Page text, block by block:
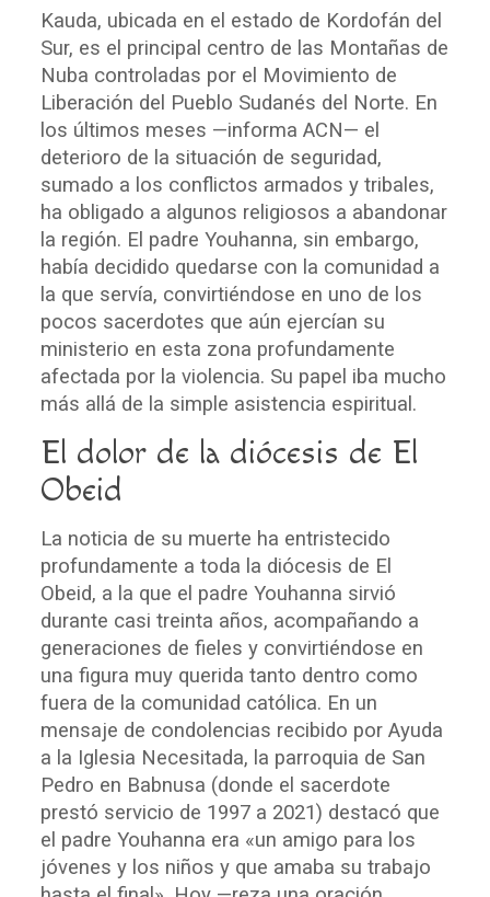
Kauda, ubicada en el estado de Kordofán del
Sur, es el principal centro de las Montañas de
Nuba controladas por el Movimiento de
Liberación del Pueblo Sudanés del Norte. En
los últimos meses —informa ACN— el
deterioro de la situación de seguridad,
sumado a los conflictos armados y tribales,
ha obligado a algunos religiosos a abandonar
la región. El padre Youhanna, sin embargo,
había decidido quedarse con la comunidad a
la que servía, convirtiéndose en uno de los
pocos sacerdotes que aún ejercían su
ministerio en esta zona profundamente
afectada por la violencia. Su papel iba mucho
más allá de la simple asistencia espiritual.
El dolor de la diócesis de El
Obeid
La noticia de su muerte ha entristecido
profundamente a toda la diócesis de El
Obeid, a la que el padre Youhanna sirvió
durante casi treinta años, acompañando a
generaciones de fieles y convirtiéndose en
una figura muy querida tanto dentro como
fuera de la comunidad católica. En un
mensaje de condolencias recibido por Ayuda
a la Iglesia Necesitada, la parroquia de San
Pedro en Babnusa (donde el sacerdote
prestó servicio de 1997 a 2021) destacó que
el padre Youhanna era «un amigo para los
jóvenes y los niños y que amaba su trabajo